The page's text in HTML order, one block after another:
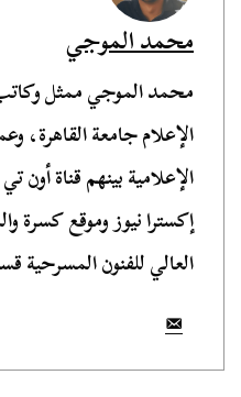
محمد الموجي
محمد الموجي ممثل
الإعلام جامعة
الإعلامية بينهم قناة أون
إكسترا نيوز وموقع كسرة
العالي للفنون المسرحية